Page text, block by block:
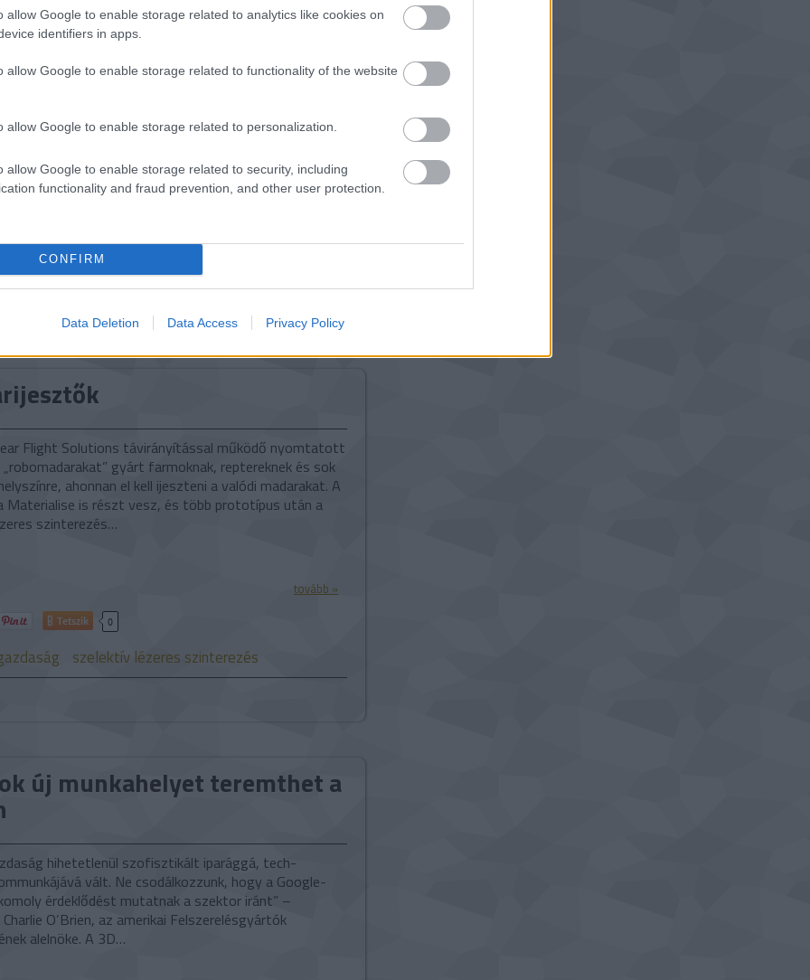
allow Google to enable storage related to analytics like cookies on
identifiers in apps.
allow Google to enable storage related to functionality of the website
allow Google to enable storage related to personalization.
allow Google to enable storage related to security, including
functionality and fraud prevention, and other user protection.
CONFIRM
Data Deletion Data Access Privacy Policy
legkeményebb katonai diktatúrájának. Különféle
lázadásait, általános felkeléseket fojtottak vérbe, az
most is.…
tovább »
Flight Solutions távirányítással működő nyomtatott
gyárt farmoknak, reptereknek és sok
ahonnan el kell ijeszteni a valódi madarakat. A
Materialise is részt vesz, és több prototípus után a
szinterezés…
tovább »
Tetszik 0
szelektív lézeres szinterezés
új munkahelyet teremthet a
hihetetlenül szofisztikált iparággá, tech-
vált. Ne csodálkozzunk, hogy a Google-
érdeklődést mutatnak a szektor iránt” –
O’Brien, az amerikai Felszerelésgyártók
alelnöke. A 3D…